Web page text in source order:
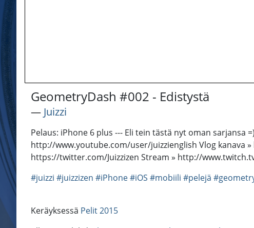
GeometryDash #002 - Edistystä
― Juizzi
Pelaus: iPhone 6 plus --- Eli tein tästä nyt oman sarjansa
http://www.youtube.com/user/juizzienglish Vlog kanava
https://twitter.com/Juizzizen Stream » http://
#juizzi #juizzizen #iPhone#iOS #mobiili #pelejä
Keräyksessä Pelit 2015